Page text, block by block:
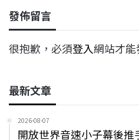
發佈留言
很抱歉，必須登入網站才能
最新文章
2026-08-07
開放世界音速小子幕後推